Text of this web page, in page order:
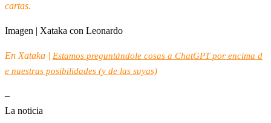
cartas.
Imagen | Xataka con Leonardo
En Xataka | Estamos preguntándole cosas a ChatGPT por encima d
e nuestras posibilidades (y de las suyas)
–
La noticia